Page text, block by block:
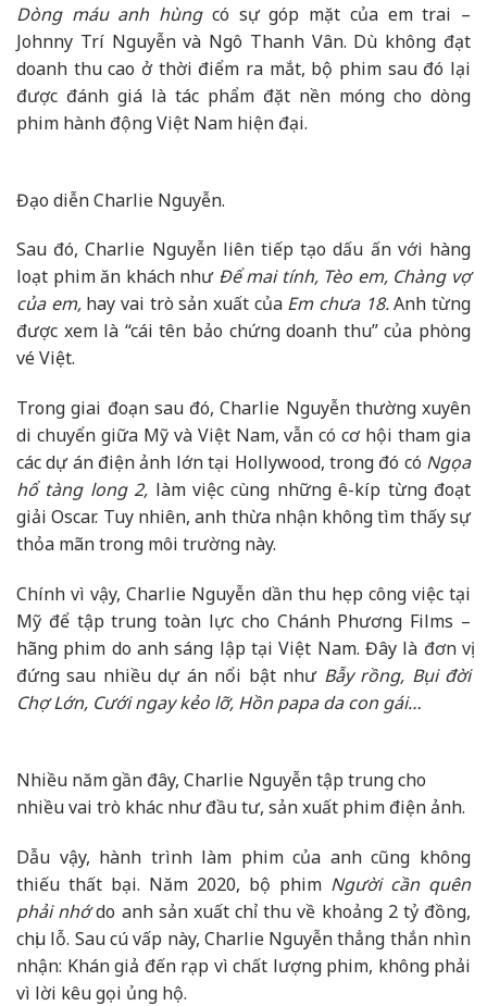
Dòng máu anh hùngcó sự góp mặt của em trai –
Johnny Trí Nguyễn và Ngô Thanh Vân. Dù không đạt
doanh thu cao ở thời điểm ra mắt, bộ phim sau đó lại
được đánh giá là tác phẩm đặt nền móng cho dòng
phim hành động Việt Nam hiện đại.
Đạo diễn Charlie Nguyễn.
Sau đó, Charlie Nguyễn liên tiếp tạo dấu ấn với hàng
loạt phim ăn khách như Để mai tính, Tèo em, Chàng vợ
của em,hay vai trò sản xuất của Em chưa 18.Anh từng
được xem là “cái tên bảo chứng doanh thu” của phòng
vé Việt.
Trong giai đoạn sau đó, Charlie Nguyễn thường xuyên
di chuyển giữa Mỹ và Việt Nam, vẫn có cơ hội tham gia
các dự án điện ảnh lớn tại Hollywood, trong đó có Ngọa
hổ tàng long 2, làm việc cùng những ê-kíp từng đoạt
giải Oscar. Tuy nhiên, anh thừa nhận không tìm thấy sự
thỏa mãn trong môi trường này.
Chính vì vậy, Charlie Nguyễn dần thu hẹp công việc tại
Mỹ để tập trung toàn lực cho Chánh Phương Films –
hãng phim do anh sáng lập tại Việt Nam. Đây là đơn vị
đứng sau nhiều dự án nổi bật như Bẫy rồng, Bụi đời
Chợ Lớn, Cưới ngay kẻo lỡ, Hồn papa da con gái…
Nhiều năm gần đây, Charlie Nguyễn tập trung cho
nhiều vai trò khác như đầu tư, sản xuất phim điện ảnh.
Dẫu vậy, hành trình làm phim của anh cũng không
thiếu thất bại. Năm 2020, bộ phim Người cần quên
phải nhớdo anh sản xuất chỉ thu về khoảng 2 tỷ đồng,
chịu lỗ. Sau cú vấp này, Charlie Nguyễn thẳng thắn nhìn
nhận: Khán giả đến rạp vì chất lượng phim, không phải
vì lời kêu gọi ủng hộ.